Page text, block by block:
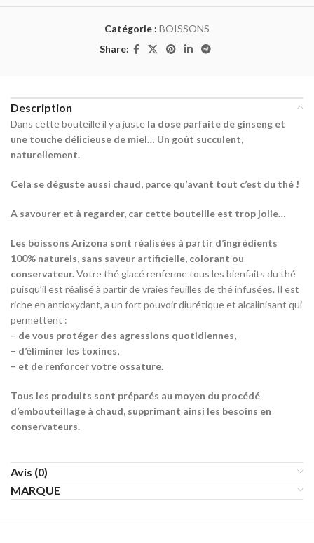
Catégorie : BOISSONS
Share:
Description
Dans cette bouteille il y a juste la dose parfaite de ginseng et
une touche délicieuse de miel… Un goût succulent,
naturellement.
Cela se déguste aussi chaud, parce qu’avant tout c’est du thé !
A savourer et à regarder, car cette bouteille est trop jolie…
Les boissons Arizona sont réalisées à partir d’ingrédients
100% naturels, sans saveur artificielle, colorant ou
conservateur.Votre thé glacé renferme tous les bienfaits du thé
puisqu’il est réalisé à partir de vraies feuilles de thé infusées. Il est
riche en antioxydant, a un fort pouvoir diurétique et alcalinisant qui
permettent :
– de vous protéger des agressions quotidiennes,
– d’éliminer les toxines,
– et de renforcer votre ossature.
Tous les produits sont préparés au moyen du procédé
d’embouteillage à chaud, supprimant ainsi les besoins en
conservateurs.
Avis (0)
MARQUE